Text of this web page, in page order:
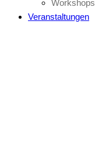
Workshops
Veranstaltungen